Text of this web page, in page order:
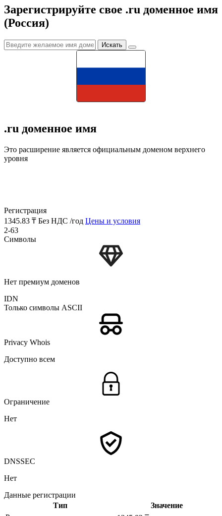
Зарегистрируйте свое .ru доменное имя
(Россия)
.ru доменное имя
Это расширение является официальным доменом верхнего
уровня
Регистрация
1345.83 ₸ Без НДС /год Цены и условия
2-63
Символы
Нет премиум доменов
IDN
Только символы ASCII
Privacy Whois
Доступно всем
Ограничение
Нет
DNSSEC
Нет
Данные регистрации
Тип
Значение